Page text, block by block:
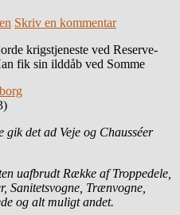
Skriv en kommentar
krigstjeneste ved Reserve-
fik sin ilddåb ved Somme
det ad Veje og Chausséer
uafbrudt Række af Troppedele,
Sanitetsvogne, Trænvogne,
og alt muligt andet.